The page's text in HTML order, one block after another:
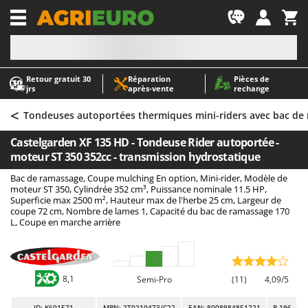
Retour gratuit 30
jrs
Réparation
après‑vente
Pièces de
rechange
-1
A
Abris de jardin
Accessoires pour tracteurs tondeuses autoportés
Aérateurs Scarificateurs pour gazon
Arracheuses de pommes de terre pour tracteur
Aspirateurs - Balais Électriques
Aspirateurs à cendres
Aspirateurs à feuilles sur roues
Aspirateurs Multifonctions
Atomiseurs agricoles pour tracteurs
A
AgriEuro Premium
AgriEuro TOP-LINE
AGT
Aima
Airmec
AL-KO
Alce
Alpina
< Tondeuses autoportées thermiques mini-riders avec bac de
Castelgarden XF 135 HD - Tondeuse Rider autoportée -
moteur ST 350 352cc - transmission hydrostatique
Bac de ramassage, Coupe mulching En option, Mini-rider, Modèle de
moteur ST 350, Cylindrée 352 cm³, Puissance nominale 11.5 HP,
Superficie max 2500 m², Hauteur max de l'herbe 25 cm, Largeur de
coupe 72 cm, Nombre de lames 1, Capacité du bac de ramassage 170
L, Coupe en marche arrière
8,1 Semi-Pro (11) 4,09/5